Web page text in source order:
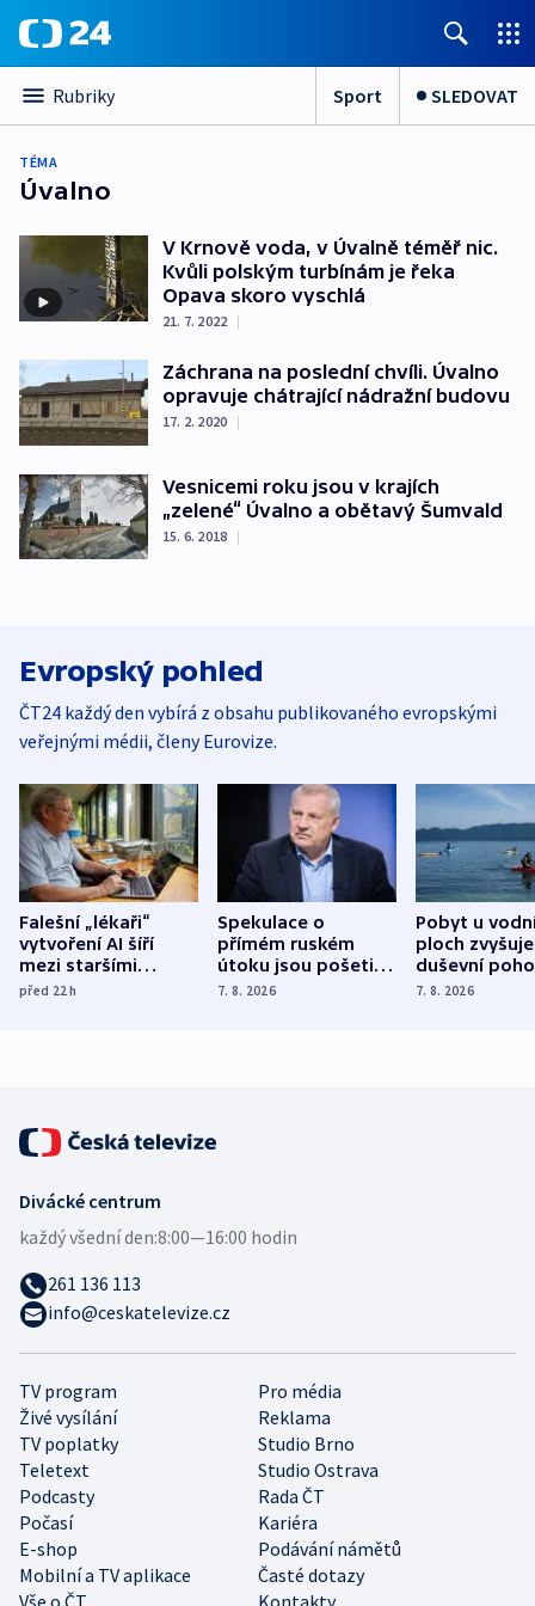
Rubriky Sport SLEDOVAT
TÉMA
Úvalno
V Krnově voda, v Úvalně téměř nic.
Kvůli polským turbínám je řeka
Opava skoro vyschlá
21. 7. 2022 |
Záchrana na poslední chvíli. Úvalno
opravuje chátrající nádražní budovu
17. 2. 2020 |
Vesnicemi roku jsou v krajích
„zelené“ Úvalno a obětavý Šumvald
15. 6. 2018 |
Evropský pohled
ČT24 každý den vybírá z obsahu publikovaného evropskými
veřejnými médii, členy Eurovize.
Falešní „lékaři“
vytvoření AI šíří
mezi staršími
Poláky nebezpečné
před 22h
Spekulace o
přímém ruském
útoku jsou pošetilé,
míní estonský
7. 8. 2026
Pobyt u
ploch zvyšuje
duševní
ukázala
7. 8. 2026
TV program
Pro média
Živé vysílání
Reklama
TV poplatky
Studio Brno
Teletext
Studio Ostrava
Podcasty
Rada ČT
Počasí
Kariéra
E-shop
Podávání námětů
Mobilní a TV aplikace
Časté dotazy
Divácké centrum
každý všední den:8:00—16:00 hodin
261 136 113
info@ceskatelevize.cz